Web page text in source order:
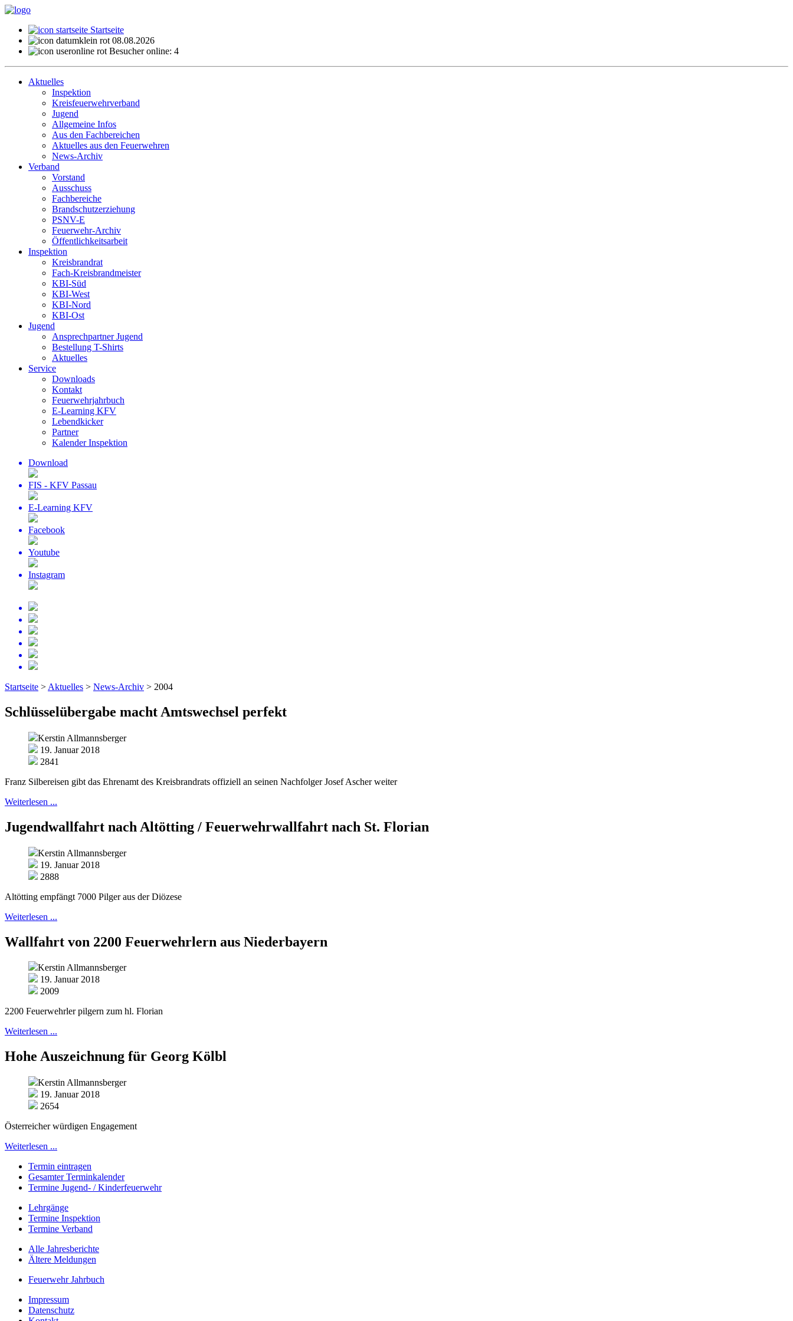
Startseite
08.08.2026
Besucher online: 4
Aktuelles
Inspektion
Kreisfeuerwehrverband
Jugend
Allgemeine Infos
Aus den Fachbereichen
Aktuelles aus den Feuerwehren
News-Archiv
Verband
Vorstand
Ausschuss
Fachbereiche
Brandschutzerziehung
PSNV-E
Feuerwehr-Archiv
Öffentlichkeitsarbeit
Inspektion
Kreisbrandrat
Fach-Kreisbrandmeister
KBI-Süd
KBI-West
KBI-Nord
KBI-Ost
Jugend
Ansprechpartner Jugend
Bestellung T-Shirts
Aktuelles
Service
Downloads
Kontakt
Feuerwehrjahrbuch
E-Learning KFV
Lebendkicker
Partner
Kalender Inspektion
Download
FIS - KFV Passau
E-Learning KFV
Facebook
Youtube
Instagram
Startseite > Aktuelles > News-Archiv > 2004
Schlüsselübergabe macht Amtswechsel perfekt
Kerstin Allmannsberger
19. Januar 2018
2841
Franz Silbereisen gibt das Ehrenamt des Kreisbrandrats offiziell an seinen Nachfolger Josef Ascher weiter
Weiterlesen ...
Jugendwallfahrt nach Altötting / Feuerwehrwallfahrt nach St. Florian
Kerstin Allmannsberger
19. Januar 2018
2888
Altötting empfängt 7000 Pilger aus der Diözese
Weiterlesen ...
Wallfahrt von 2200 Feuerwehrlern aus Niederbayern
Kerstin Allmannsberger
19. Januar 2018
2009
2200 Feuerwehrler pilgern zum hl. Florian
Weiterlesen ...
Hohe Auszeichnung für Georg Kölbl
Kerstin Allmannsberger
19. Januar 2018
2654
Österreicher würdigen Engagement
Weiterlesen ...
Termin eintragen
Gesamter Terminkalender
Termine Jugend- / Kinderfeuerwehr
Lehrgänge
Termine Inspektion
Termine Verband
Alle Jahresberichte
Ältere Meldungen
Feuerwehr Jahrbuch
Impressum
Datenschutz